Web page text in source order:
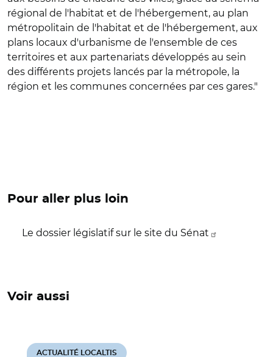
régional de l'habitat et de l'hébergement, au plan
métropolitain de l'habitat et de l'hébergement, aux
plans locaux d'urbanisme de l'ensemble de ces
territoires et aux partenariats développés au sein
des différents projets lancés par la métropole, la
région et les communes concernées par ces gares."
Pour aller plus loin
Le dossier législatif sur le site du Sénat
Voir aussi
ACTUALITÉ LOCALTIS